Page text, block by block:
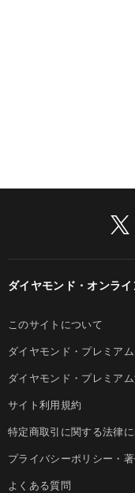
ダイヤモンド・オンラ
このサイトについて
ダイヤモンド・プレミア
ダイヤモンド・プレミア
サイト利用規約
特定商取引に関する法律
プライバシーポリシー・
よくある質問